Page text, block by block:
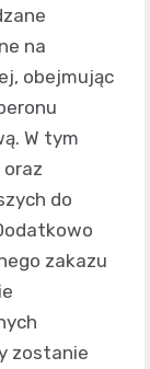
na
obejmując
W tym
do
zakazu
zostanie